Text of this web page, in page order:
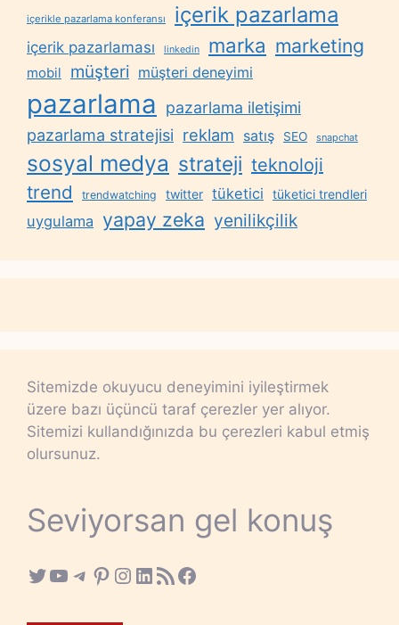
içerikle pazarlama konferansı içerik pazarlama
içerik pazarlaması linkedin marka marketing
mobil müşteri müşteri deneyimi
pazarlama
pazarlama iletişimi
pazarlama stratejisi reklam satış SEO snapchat
sosyal medya strateji teknoloji
trend trendwatching twitter tüketici tüketici trendleri
uygulama yapay zeka yenilikçilik
Sitemizde okuyucu deneyimini iyileştirmek
üzere bazı üçüncü taraf çerezler yer alıyor.
Sitemizi kullandığınızda bu çerezleri kabul etmiş
olursunuz.
Seviyorsan gel konuş
Twitter
YouTube
Telegram
Pinterest
Instagram
LinkedIn
RSS FeedFacebook